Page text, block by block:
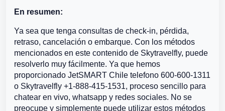
En resumen:
Ya sea que tenga consultas de check-in, pérdida,
retraso, cancelación o embarque. Con los métodos
mencionados en este contenido de Skytravelfly, puede
resolverlo muy fácilmente. Ya que hemos
proporcionado JetSMART Chile telefono 600-600-1311
o Skytravelfly +1-888-415-1531, proceso sencillo para
chatear en vivo, whatsapp y redes sociales. No se
preocupe y simplemente puede utilizar estos métodos